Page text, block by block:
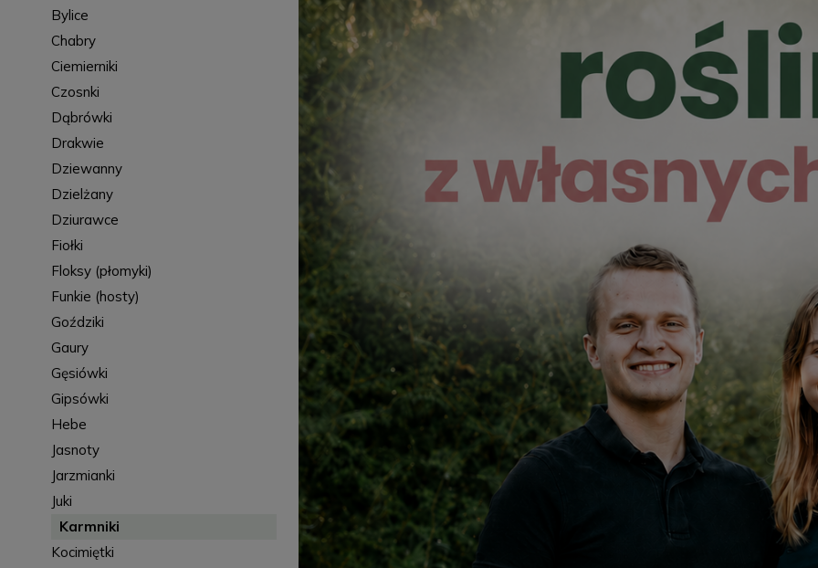
Bylice
Chabry
Ciemierniki
Czosnki
Dąbrówki
Drakwie
Dziewanny
Dzielżany
Dziurawce
Fiołki
Floksy (płomyki)
Funkie (hosty)
Goździki
Gaury
Gęsiówki
Gipsówki
Hebe
Jasnoty
Jarzmianki
Juki
Karmniki
Kocimiętki